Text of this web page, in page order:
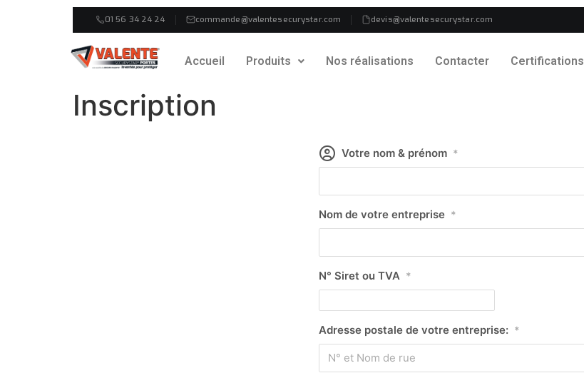
01 56 34 24 24 commande@valentesecurystar.com devis@valentesecurystar.com
Accueil Produits Nos réalisations Contacter Certifications
Inscription
Votre nom & prénom *
Nom de votre entreprise *
N° Siret ou TVA *
Adresse postale de votre entreprise: *